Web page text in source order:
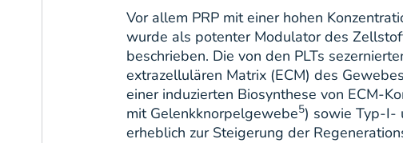
Vor allem PRP mit einer hohen
wurde als potenter Modulator des
beschrieben. Die von den PLTs
extrazellulären Matrix (ECM) des
einer induzierten Biosynthese von ECM-
mit Gelenkknorpelgewebe5) sowie Typ-I-
erheblich zur Steigerung der